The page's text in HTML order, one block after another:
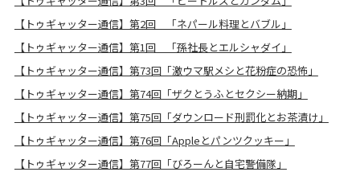
【トゥギャッター通信】第2回 「ネパール料理とバブル」
【トゥギャッター通信】第1回 「孫社長とエルシャダイ」
【トゥギャッター通信】第73回「激ウマ駅メシと花粉症の恐怖」
【トゥギャッター通信】第74回「ザクとうふとセクシー納期」
【トゥギャッター通信】第75回「ダウンロード刑罰化とお茶漬け」
【トゥギャッター通信】第76回「Appleとパンツクッキー」
【トゥギャッター通信】第77回「びろーんと自宅警備隊」